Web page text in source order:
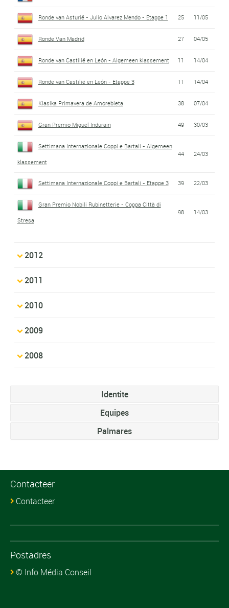
Ronde van Asturië - Julio Alvarez Mendo - Etappe 1 25 11/05
Ronde Van Madrid 27 04/05
Ronde van Castilië en León - Algemeen klassement 11 14/04
Ronde van Castilië en León - Etappe 3 11 14/04
Klasika Primavera de Amorebieta 38 07/04
Gran Premio Miguel Indurain 49 30/03
Settimana Internazionale Coppi e Bartali - Algemeen
klassement
44 24/03
Settimana Internazionale Coppi e Bartali - Etappe 3 39 22/03
Gran Premio Nobili Rubinetterie - Coppa Città di
Stresa
98 14/03
2012
2011
2010
2009
2008
Identite
Equipes
Palmares
Contacteer
Contacteer
Postadres
© Info Média Conseil